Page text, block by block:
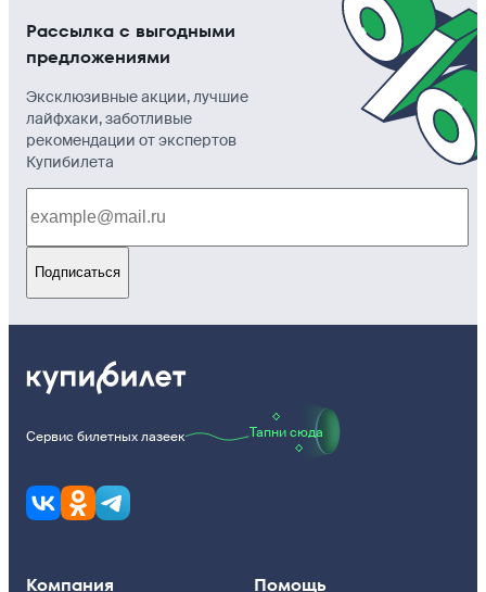
Рассылка с выгодными
предложениями
Эксклюзивные акции, лучшие
лайфхаки, заботливые
рекомендации от экспертов
Купибилета
Подписаться
Сервис билетных лазеек Тапни сюда
Компания Помощь